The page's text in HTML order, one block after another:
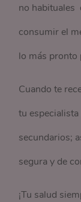
no habituales
consumir el
lo más pronto
Cuando te
tu
secundarios;
segura y de
¡Tu salud